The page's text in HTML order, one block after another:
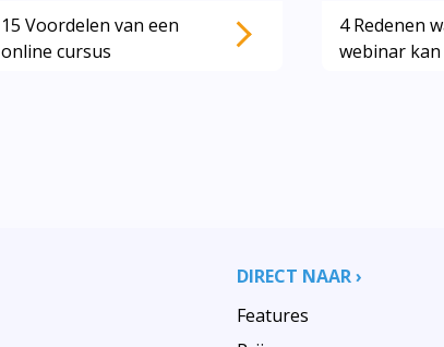
15 Voordelen van een
online cursus
4 Redenen
webinar
DIRECT NAAR ›
Features